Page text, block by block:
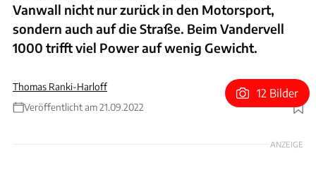
Vanwall nicht nur zurück in den Motorsport,
sondern auch auf die Straße. Beim Vandervell
1000 trifft viel Power auf wenig Gewicht.
Thomas Ranki-Harloff
Veröffentlicht am 21.09.2022
Foto: ByKolles Racing via Twitter
12 Bilder
ANZEIGE